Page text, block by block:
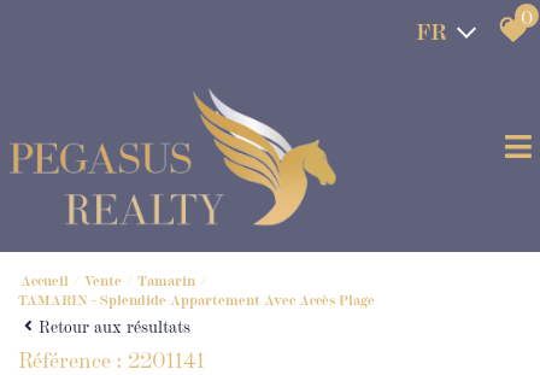
FR 0
Accueil Vente
Tamarin
TAMARIN - Splendide Appartement Avec Accès Plage
Retour aux résultats
Référence : 2201141